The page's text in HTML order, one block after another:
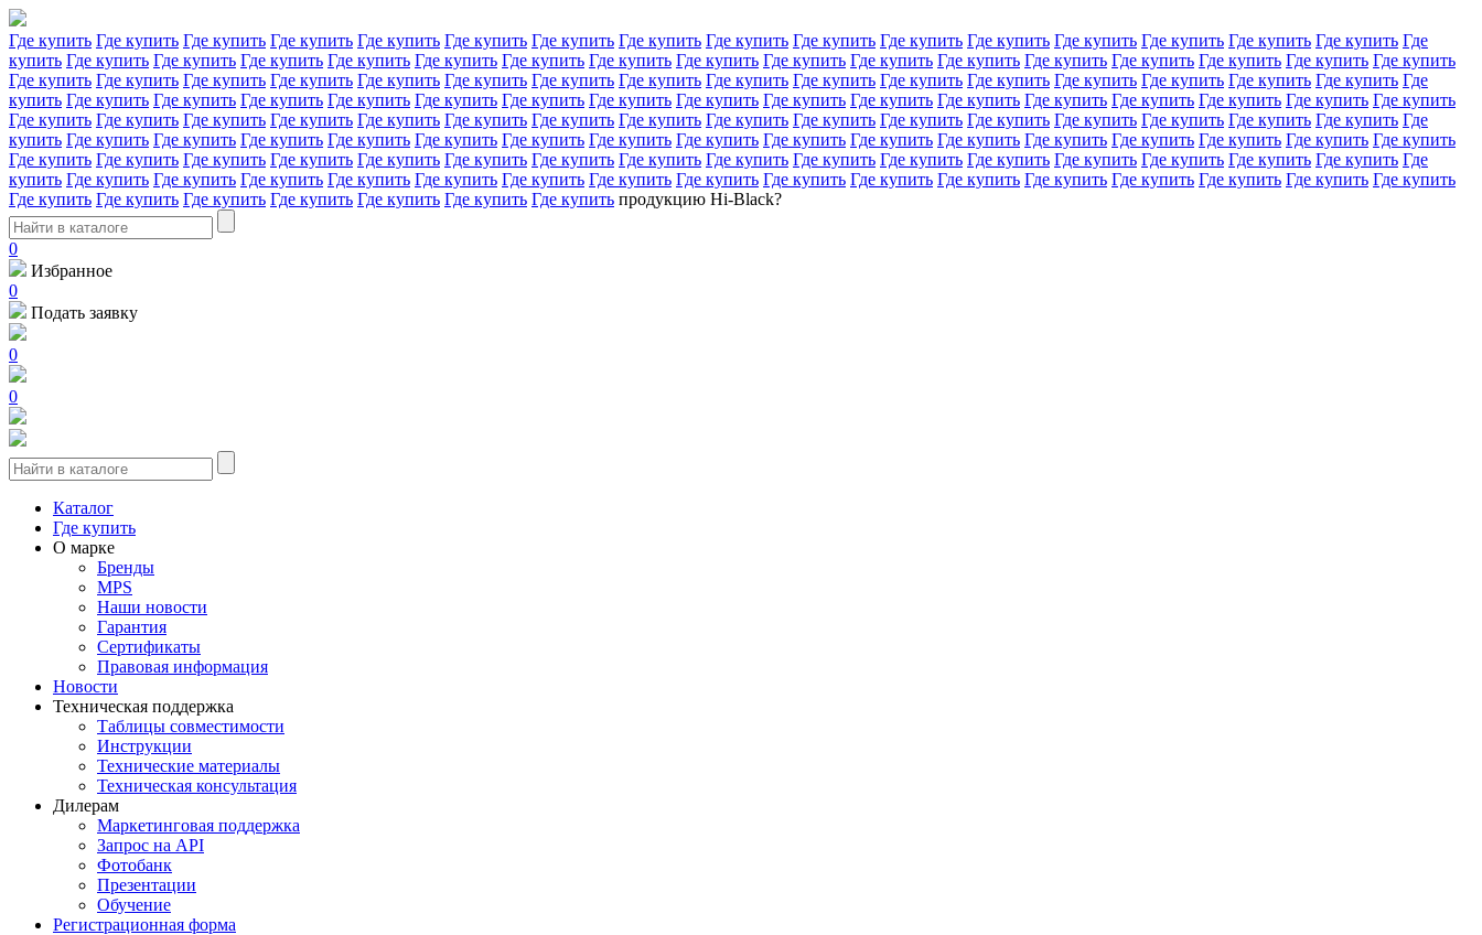
Где купить Где купить Где купить Где купить Где купить Где купить Где купить Где купить Где купить Где купить Где купить Где купить Где купить Где купить Где купить Где купить Где
купить Где купить Где купить Где купить Где купить Где купить Где купить Где купить Где купить Где купить Где купить Где купить Где купить Где купить Где купить Где купить Где купить
Где купить Где купить Где купить Где купить Где купить Где купить Где купить Где купить Где купить Где купить Где купить Где купить Где купить Где купить Где купить Где купить Где
купить Где купить Где купить Где купить Где купить Где купить Где купить Где купить Где купить Где купить Где купить Где купить Где купить Где купить Где купить Где купить Где купить
Где купить Где купить Где купить Где купить Где купить Где купить Где купить Где купить Где купить Где купить Где купить Где купить Где купить Где купить Где купить Где купить Где
купить Где купить Где купить Где купить Где купить Где купить Где купить Где купить Где купить Где купить Где купить Где купить Где купить Где купить Где купить Где купить Где купить
Где купить Где купить Где купить Где купить Где купить Где купить Где купить Где купить Где купить Где купить Где купить Где купить Где купить Где купить Где купить Где купить Где
купить Где купить Где купить Где купить Где купить Где купить Где купить Где купить Где купить Где купить Где купить Где купить Где купить Где купить Где купить Где купить Где купить
Где купить Где купить Где купить Где купить Где купить Где купить Где купить продукцию Hi-Black?
0
Избранное
0
Подать заявку
0
0
Каталог
Где купить
О марке
Бренды
MPS
Наши новости
Гарантия
Сертификаты
Правовая информация
Новости
Техническая поддержка
Таблицы совместимости
Инструкции
Технические материалы
Техническая консультация
Дилерам
Маркетинговая поддержка
Запрос на API
Фотобанк
Презентации
Обучение
Регистрационная форма